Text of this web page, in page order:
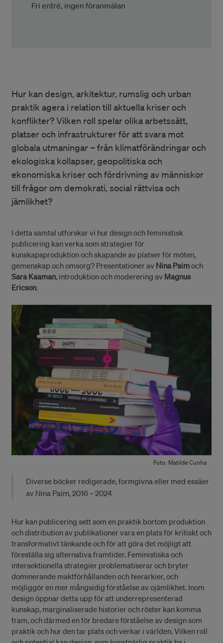
Fri entré, ingen föranmälan
Hur kan design, arkitektur, rumslig och urban
praktik agera i relation till aktuella kriser och
konflikter? Vilken roll spelar olika arbetssätt,
platser och infrastrukturer för att svara mot
globala utmaningar – från klimatförändringar och
ekologiska kollapser, geopolitiska och
ekonomiska kriser och fördrivning av människor
till frågor om demokrati, social rättvisa och
jämlikhet?
I detta samtal utforskar vi hur design och feministisk
publicering kan verka som strategier för
kunskapsproduktion och skapande av platser för möten,
gemenskap och omsorg? Presentationer av Nina Paimoch
Sara Kaaman, introduktion och moderering av Magnus
Ericson.
Foto: Matilde Cunha
Diverse böcker redigerade, formgivna eller med essäer
av Nina Paim, 2016 – 2024
Hur kan publicering sett som en praktik bortom produktion
och distribution av publikationer vara en plats för kritiskt och
transformativt tänkande och för att göra det möjligt att
föreställa sig alternativa framtider. Feministiska och
intersektionella strategier problematiserar och bryter
dominerande maktförhållanden och hierarkier, och
möjliggör en mer mångsidig förståelse av ojämlikhet. Inom
design öppnar detta upp för att underrepresenterad
kunskap, marginaliserade historier och röster kan komma
fram, och därmed en för bredare förståelse av design som
praktik och hur den tar plats och verkar i världen. Vilken roll